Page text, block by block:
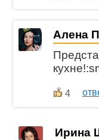
Алена
4
Ирина